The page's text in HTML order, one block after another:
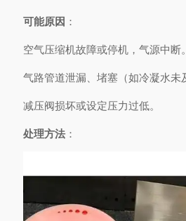
可能原因 ：
空气压缩机故障或停机，气源中断。
气路管道泄漏、堵塞（如冷凝水未
减压阀损坏或设定压力过低。
处理方法 ：